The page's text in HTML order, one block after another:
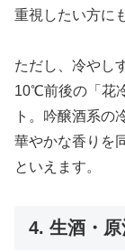
重視したい方に
ただし、冷やし
10℃前後の「花
ト。吟醸酒系の
華やかな香りを
といえます。
4. 生酒・